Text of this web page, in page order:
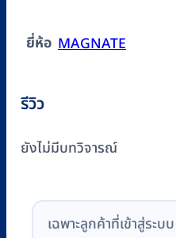
ยี่ห้อ MAGNATE
รีวิว
ยังไม่มีบทวิจารณ์
เฉพาะลูกค้าที่เข้าสู่ระ